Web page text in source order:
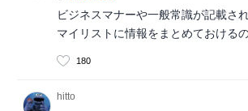
ビジネスマナーや一般常識が記載さ
マイリストに情報をまとめておける
180
hitto